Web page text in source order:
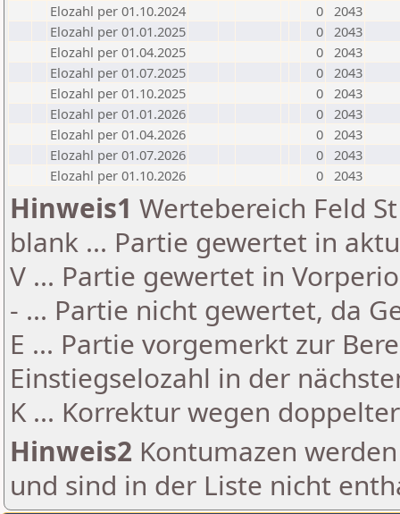
Elozahl per 01.10.2024
0 2043
Elozahl per 01.01.2025
0 2043
Elozahl per 01.04.2025
0 2043
Elozahl per 01.07.2025
0 2043
Elozahl per 01.10.2025
0 2043
Elozahl per 01.01.2026
0 2043
Elozahl per 01.04.2026
0 2043
Elozahl per 01.07.2026
0 2043
Elozahl per 01.10.2026
0 2043
Hinweis1 Wertebereich Feld
blank ... Partie gewertet in
V ... Partie gewertet in
- ... Partie nicht gewertet, da
E ... Partie vorgemerkt zur
Einstiegselozahl in der
K ... Korrektur wegen
Hinweis2 Kontumazen
und sind in der Liste nicht